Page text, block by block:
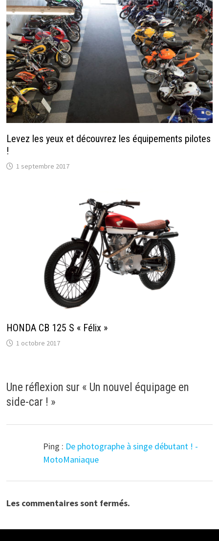
Levez les yeux et découvrez les équipements pilotes
!
1 septembre 2017
HONDA CB 125 S « Félix »
1 octobre 2017
Une réflexion sur « Un nouvel équipage en
side-car ! »
Ping : De photographe à singe débutant ! -
MotoManiaque
Les commentaires sont fermés.